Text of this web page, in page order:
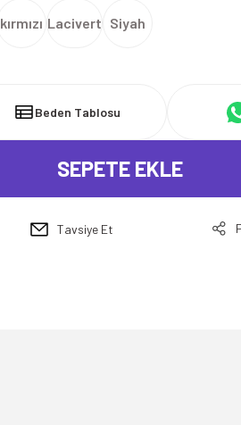
kırmızı Lacivert Siyah
Beden Tablosu
SEPETE EKLE
Tavsiye Et